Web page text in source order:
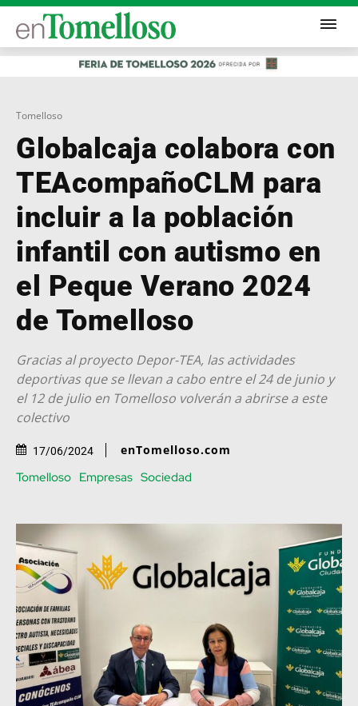
Tomelloso
Globalcaja colabora con
TEAcompañoCLM para
incluir a la población
infantil con autismo en
el Peque Verano 2024
de Tomelloso
Gracias al proyecto Depor-TEA, las actividades
deportivas que se llevan a cabo entre el 24 de junio y
el 12 de julio en Tomelloso volverán a abrirse a este
colectivo
17/06/2024 enTomelloso.com
Tomelloso Empresas Sociedad